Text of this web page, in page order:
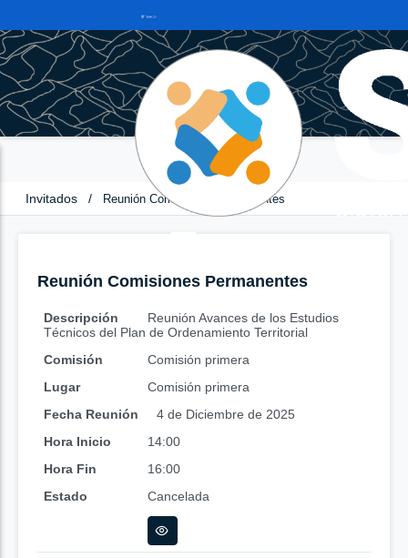
Invitados / Reunión Comisiones Permanentes
Reunión Comisiones Permanentes
Descripción
Reunión Avances de los Estudios
Técnicos del Plan de Ordenamiento Territorial
Comisión
Comisión primera
Lugar
Comisión primera
Fecha Reunión
4 de Diciembre de 2025
Hora Inicio
14:00
Hora Fin
16:00
Estado
Cancelada